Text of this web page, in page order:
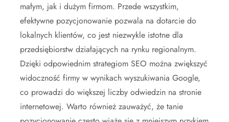
małym, jak i dużym firmom. Przede wszystkim,
efektywne pozycjonowanie pozwala na dotarcie do
lokalnych klientów, co jest niezwykle istotne dla
przedsiębiorstw działających na rynku regionalnym.
Dzięki odpowiednim strategiom SEO można zwiększyć
widoczność firmy w wynikach wyszukiwania Google,
co prowadzi do większej liczby odwiedzin na stronie
internetowej. Warto również zauważyć, że tanie